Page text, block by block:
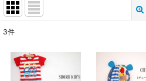
並び順:
3件